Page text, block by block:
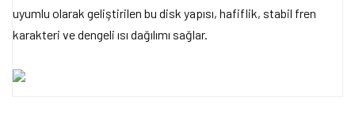
uyumlu olarak geliştirilen bu disk yapısı, hafiflik, stabil fren
karakteri ve dengeli ısı dağılımı sağlar.